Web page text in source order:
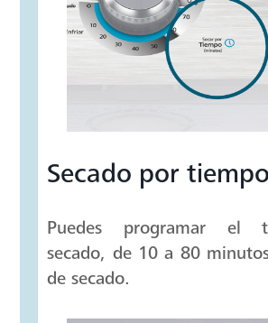
Secado por
Puedes programar el
secado, de 10 a 80
de secado.